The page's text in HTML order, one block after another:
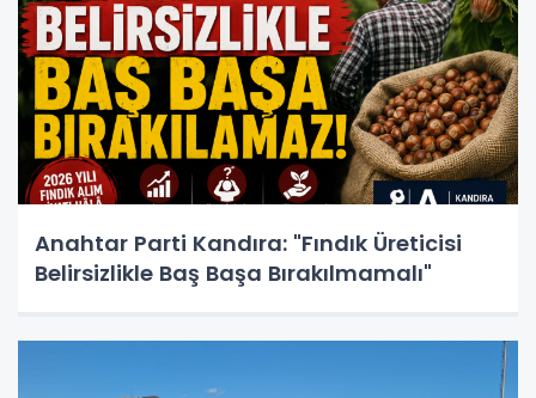
Anahtar Parti Kandıra: "Fındık Üreticisi
Belirsizlikle Baş Başa Bırakılmamalı"